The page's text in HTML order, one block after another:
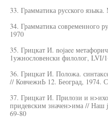
33. Грамматика русского
34. Грамматика современного
1970
35. Грицкат И. nojaee
1ужнословенски филолог, LVI/
36. Грицкат И. Положа.
// КовчежиЬ 12. Београд, 1974.
37. Грицкат И. Прилози и
придевским значен>има // Наш
69-80